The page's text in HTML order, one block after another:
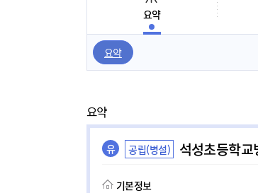
요약
요약
요약
유 공립(병설) 석성초등학
기본정보